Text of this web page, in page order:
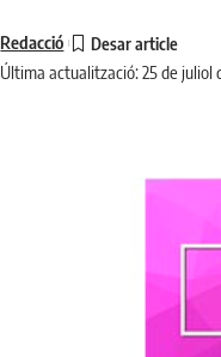
Última actualització: 25 de juliol
Redacció